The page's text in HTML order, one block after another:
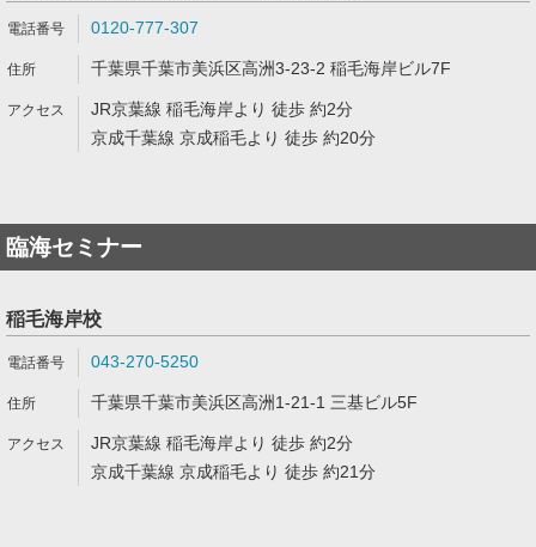
0120-777-307
千葉県千葉市美浜区高洲3-23-2 稲毛海岸ビル7F
JR京葉線 稲毛海岸より 徒歩 約2分
京成千葉線 京成稲毛より 徒歩 約20分
臨海セミナー
稲毛海岸校
043-270-5250
千葉県千葉市美浜区高洲1-21-1 三基ビル5F
JR京葉線 稲毛海岸より 徒歩 約2分
京成千葉線 京成稲毛より 徒歩 約21分